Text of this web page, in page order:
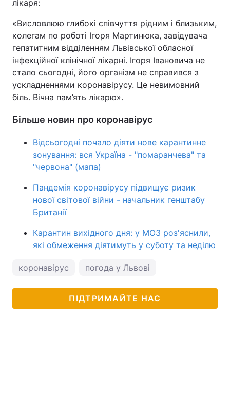
лікаря:
«Висловлюю глибокі співчуття рідним і близьким,
колегам по роботі Ігоря Мартинюка, завідувача
гепатитним відділенням Львівської обласної
інфекційної клінічної лікарні. Ігоря Івановича не
стало сьогодні, його організм не справився з
ускладненнями коронавірусу. Це невимовний
біль. Вічна пам’ять лікарю».
Більше новин про коронавірус
Відсьогодні почало діяти нове карантинне
зонування: вся Україна - "помаранчева" та
"червона" (мапа)
Пандемія коронавірусу підвищує ризик
нової світової війни - начальник генштабу
Британії
Карантин вихідного дня: у МОЗ роз'яснили,
які обмеження діятимуть у суботу та неділю
коронавірус погода у Львові
ПІДТРИМАЙТЕ НАС